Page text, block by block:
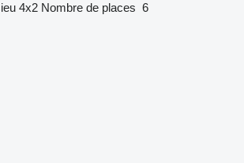
4x2 Nombre de places 6